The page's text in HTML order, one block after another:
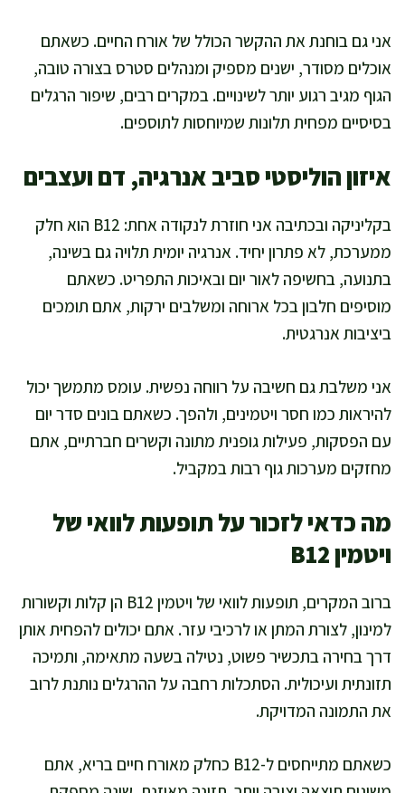
אני גם בוחנת את ההקשר הכולל של אורח החיים. כשאתם
אוכלים מסודר, ישנים מספיק ומנהלים סטרס בצורה טובה,
הגוף מגיב רגוע יותר לשינויים. במקרים רבים, שיפור הרגלים
בסיסיים מפחית תלונות שמיוחסות לתוספים.
איזון הוליסטי סביב אנרגיה, דם ועצבים
בקליניקה ובכתיבה אני חוזרת לנקודה אחת: B12 הוא חלק
ממערכת, לא פתרון יחיד. אנרגיה יומית תלויה גם בשינה,
בתנועה, בחשיפה לאור יום ובאיכות התפריט. כשאתם
מוסיפים חלבון בכל ארוחה ומשלבים ירקות, אתם תומכים
ביציבות אנרגטית.
אני משלבת גם חשיבה על רווחה נפשית. עומס מתמשך יכול
להיראות כמו חסר ויטמינים, ולהפך. כשאתם בונים סדר יום
עם הפסקות, פעילות גופנית מתונה וקשרים חברתיים, אתם
מחזקים מערכות גוף רבות במקביל.
מה כדאי לזכור על תופעות לוואי של
ויטמין B12
ברוב המקרים, תופעות לוואי של ויטמין B12 הן קלות וקשורות
למינון, לצורת המתן או לרכיבי עזר. אתם יכולים להפחית אותן
דרך בחירה בתכשיר פשוט, נטילה בשעה מתאימה, ותמיכה
תזונתית ועיכולית. הסתכלות רחבה על ההרגלים נותנת לרוב
את התמונה המדויקת.
כשאתם מתייחסים ל-B12 כחלק מאורח חיים בריא, אתם